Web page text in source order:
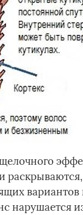
нарушается